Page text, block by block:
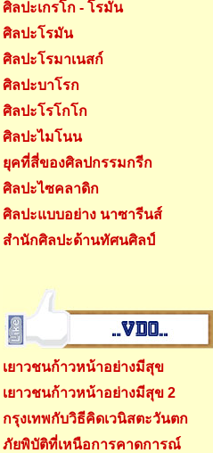
ศิลปะเกรโก - โรมัน
ศิลปะโรมัน
ศิลปะโรมาเนสก์
ศิลปะบาโรก
ศิลปะโรโกโก
ศิลปะไมโนน
ยุคที่สี่ของศิลปกรรมกรีก
ศิลปะไซคลาดิก
ศิลปะแบบอย่าง นาซารีนส์
สำนักศิลปะด้านทัศนศิลป์
เยาวชนก้าวหน้าอย่างมีสุข
เยาวชนก้าวหน้าอย่างมีสุข 2
กรุงเทพกับวิธีคิดเวนิสตะวันตก
ภัยพิบัติที่เหนือการคาดการณ์